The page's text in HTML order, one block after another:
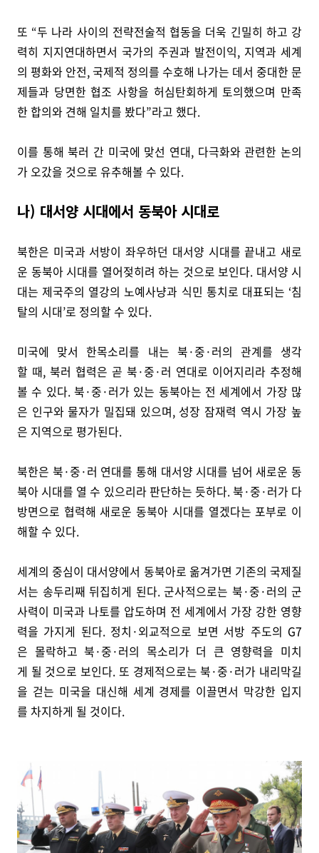
또 “두 나라 사이의 전략전술적 협동을 더욱 긴밀히 하고 강
력히 지지연대하면서 국가의 주권과 발전이익, 지역과 세계
의 평화와 안전, 국제적 정의를 수호해 나가는 데서 중대한 문
제들과 당면한 협조 사항을 허심탄회하게 토의했으며 만족
한 합의와 견해 일치를 봤다”라고 했다.
이를 통해 북러 간 미국에 맞선 연대, 다극화와 관련한 논의
가 오갔을 것으로 유추해볼 수 있다.
나) 대서양 시대에서 동북아 시대로
북한은 미국과 서방이 좌우하던 대서양 시대를 끝내고 새로
운 동북아 시대를 열어젖히려 하는 것으로 보인다. 대서양 시
대는 제국주의 열강의 노예사냥과 식민 통치로 대표되는 ‘침
탈의 시대’로 정의할 수 있다.
미국에 맞서 한목소리를 내는 북·중·러의 관계를 생각
할 때, 북러 협력은 곧 북·중·러 연대로 이어지리라 추정해
볼 수 있다. 북·중·러가 있는 동북아는 전 세계에서 가장 많
은 인구와 물자가 밀집돼 있으며, 성장 잠재력 역시 가장 높
은 지역으로 평가된다.
북한은 북·중·러 연대를 통해 대서양 시대를 넘어 새로운 동
북아 시대를 열 수 있으리라 판단하는 듯하다. 북·중·러가 다
방면으로 협력해 새로운 동북아 시대를 열겠다는 포부로 이
해할 수 있다.
세계의 중심이 대서양에서 동북아로 옮겨가면 기존의 국제질
서는 송두리째 뒤집히게 된다. 군사적으로는 북·중·러의 군
사력이 미국과 나토를 압도하며 전 세계에서 가장 강한 영향
력을 가지게 된다. 정치·외교적으로 보면 서방 주도의 G7
은 몰락하고 북·중·러의 목소리가 더 큰 영향력을 미치
게 될 것으로 보인다. 또 경제적으로는 북·중·러가 내리막길
을 걷는 미국을 대신해 세계 경제를 이끌면서 막강한 입지
를 차지하게 될 것이다.